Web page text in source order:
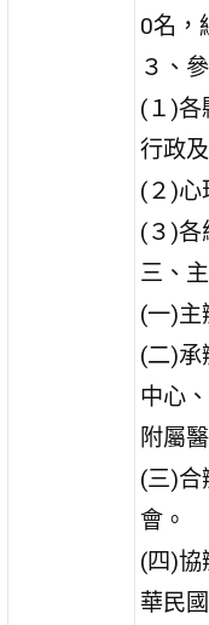
0名，
３、
(１)各
行政
(２)心
(３)各
三、
(一)主
(二)承
中心
附屬
(三)合
會。
(四)協
華民